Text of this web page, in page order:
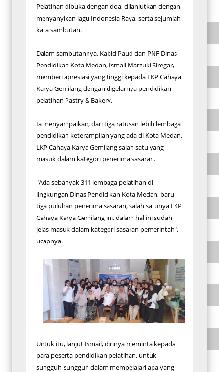
Pelatihan dibuka dengan doa, dilanjutkan dengan
menyanyikan lagu Indonesia Raya, serta sejumlah
kata sambutan.
Dalam sambutannya, Kabid Paud dan PNF Dinas
Pendidikan Kota Medan, Ismail Marzuki Siregar,
memberi apresiasi yang tinggi kepada LKP Cahaya
Karya Gemilang dengan digelarnya pendidikan
pelatihan Pastry & Bakery.
Ia menyampaikan, dari tiga ratusan lebih lembaga
pendidikan keterampilan yang ada di Kota Medan,
LKP Cahaya Karya Gemilang salah satu yang
masuk dalam kategori penerima sasaran.
"Ada sebanyak 311 lembaga pelatihan di
lingkungan Dinas Pendidikan Kota Medan, baru
tiga puluhan penerima sasaran, salah satunya LKP
Cahaya Karya Gemilang ini, dalam hal ini sudah
jelas masuk dalam kategori sasaran pemerintah",
ucapnya.
Untuk itu, lanjut Ismail, dirinya meminta kepada
para peserta pendidikan pelatihan, untuk
sungguh-sungguh dalam mempelajari apa yang